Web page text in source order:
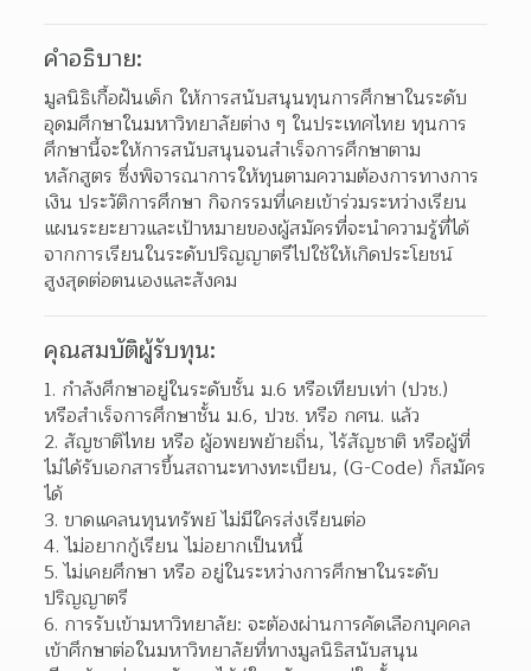
คำอธิบาย:
มูลนิธิเกื้อฝันเด็ก ให้การสนับสนุนทุนการศึกษาในระดับ
อุดมศึกษาในมหาวิทยาลัยต่าง ๆ ในประเทศไทย ทุนการ
ศึกษานี้จะให้การสนับสนุนจนสำเร็จการศึกษาตาม
หลักสูตร ซึ่งพิจารณาการให้ทุนตามความต้องการทางการ
เงิน ประวัติการศึกษา กิจกรรมที่เคยเข้าร่วมระหว่างเรียน
แผนระยะยาวและเป้าหมายของผู้สมัครที่จะนำความรู้ที่ได้
จากการเรียนในระดับปริญญาตรีไปใช้ให้เกิดประโยชน์
สูงสุดต่อตนเองและสังคม
คุณสมบัติผู้รับทุน:
กำลังศึกษาอยู่ในระดับชั้น ม.6 หรือเทียบเท่า (ปวช.)
หรือสำเร็จการศึกษาชั้น ม.6, ปวช. หรือ กศน. แล้ว
สัญชาติไทย หรือ ผู้อพยพย้ายถิ่น, ไร้สัญชาติ หรือผู้ที่
ไม่ได้รับเอกสารขึ้นสถานะทางทะเบียน, (G-Code) ก็สมัคร
ได้
ขาดแคลนทุนทรัพย์ ไม่มีใครส่งเรียนต่อ
ไม่อยากกู้เรียน ไม่อยากเป็นหนี้
ไม่เคยศึกษา หรือ อยู่ในระหว่างการศึกษาในระดับ
ปริญญาตรี
การรับเข้ามหาวิทยาลัย: จะต้องผ่านการคัดเลือกบุคคล
เข้าศึกษาต่อในมหาวิทยาลัยที่ทางมูลนิธิสนับสนุน